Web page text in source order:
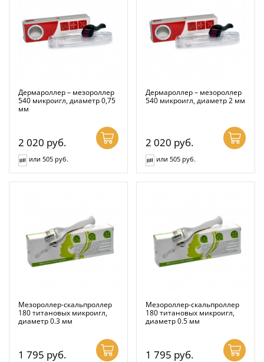
Дермароллер – мезороллер
540 микроигл, диаметр 0,75
мм
2 020 руб.
или 505 руб.
Дермароллер – мезороллер
540 микроигл, диаметр 2 мм
2 020 руб.
или 505 руб.
Мезороллер-скальпроллер
180 титановых микроигл,
диаметр 0.3 мм
1 795 руб.
Мезороллер-скальпроллер
180 титановых микроигл,
диаметр 0.5 мм
1 795 руб.